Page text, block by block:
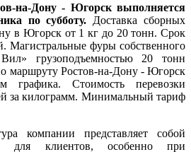
на-Дону - Югорск выполняется
по субботу. Доставка сборных
в Югорск от 1 кг до 20 тонн. Срок
Магистральные фуры собственного
грузоподъемностью 20 тонн
маршруту Ростов-на-Дону - Югорск
графика. Стоимость перевозки
за килограмм. Минимальный тариф
компании представляет собой
для клиентов, особенно при